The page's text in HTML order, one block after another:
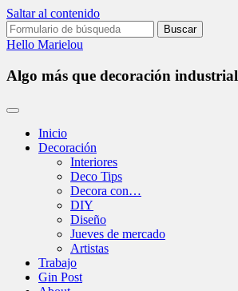
Saltar al contenido
Buscar:
Hello Marielou
Algo más que decoración industrial
Inicio
Decoración
Interiores
Deco Tips
Decora con…
DIY
Diseño
Jueves de mercado
Artistas
Trabajo
Gin Post